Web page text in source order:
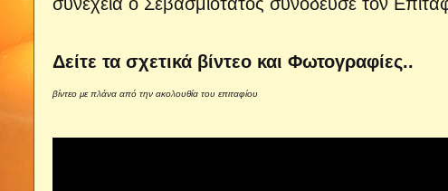
Δείτε τα σχετικά βίντεο και Φωτογραφίες..
βίντεο με πλάνα από την ακολουθία του επιταφίου